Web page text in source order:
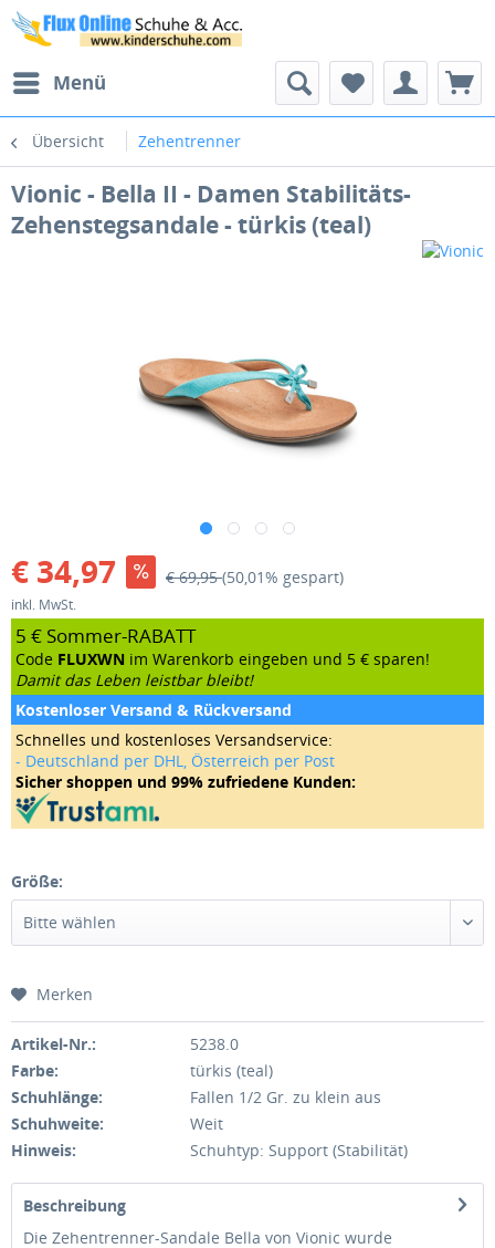
Menü
Übersicht Zehentrenner
Vionic - Bella II - Damen Stabilitäts-
Zehenstegsandale - türkis (teal)
€ 34,97 € 69,95(50,01% gespart)
inkl. MwSt.
5 € Sommer-RABATT
Code FLUXWN im Warenkorb eingeben und 5 € sparen!
Damit das Leben leistbar bleibt!
Kostenloser Versand & Rückversand
Schnelles und kostenloses Versandservice:
- Deutschland per DHL, Österreich per Post
Sicher shoppen und 99% zufriedene Kunden:
Größe:
Merken
Artikel-Nr.:
5238.0
Farbe:
türkis (teal)
Schuhlänge:
Fallen 1/2 Gr. zu klein aus
Schuhweite:
Weit
Hinweis:
Schuhtyp: Support (Stabilität)
Beschreibung
Die Zehentrenner-Sandale Bella von Vionic wurde